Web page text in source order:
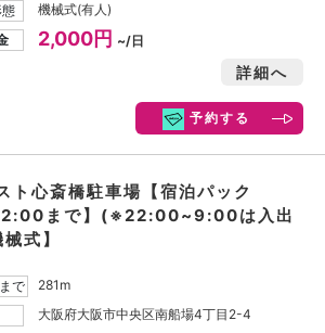
機械式(有人)
2,000円 ~/日
詳細へ
予約する
心斎橋駐車場【宿泊パック
まで】(※22:00~9:00は入出
式】
で
281m
大阪府大阪市中央区南船場4丁目2-4